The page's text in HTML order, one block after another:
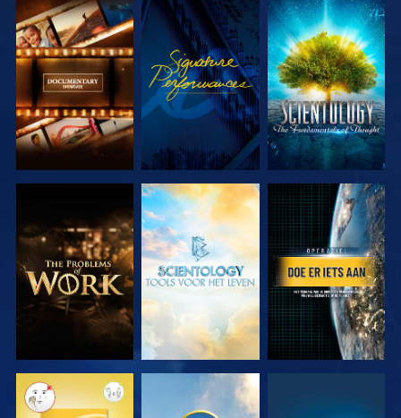
VERKEN DE
SERIE
KIJK
VERKEN DE
SERIE
VERKEN DE
SERIE
VERKEN DE
SERIE
KIJK